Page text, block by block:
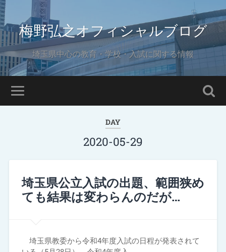
梅野弘之オフィシャルブログ
埼玉県中心の教育・学校・入試に関する情報
DAY
2020-05-29
埼玉県公立入試の出題、範囲狭め
ても結果は変わらんのだが…
埼玉県教委から令和4年度入試の日程が発表されて